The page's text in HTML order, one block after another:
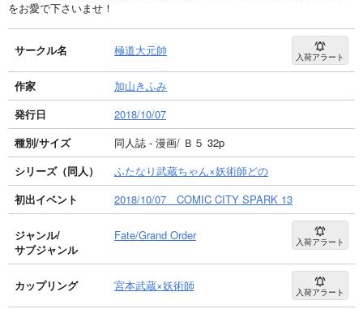
をお愛で下さいませ！
サークル名 極道大元帥 入荷アラート
作家
加山きふみ
発行日
2018/10/07
種別/サイズ
同人誌 - 漫画/ Ｂ５ 32p
シリーズ（同人）
ふたなり武蔵ちゃん×妖術師どの
初出イベント
2018/10/07 COMIC CITY SPARK 13
ジャンル/
サブジャンル
Fate/Grand Order 入荷アラート
カップリング 宮本武蔵×妖術師 入荷アラート